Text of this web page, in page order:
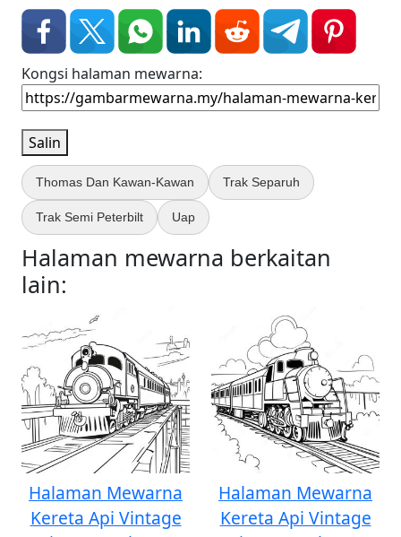
Kongsi halaman mewarna:
Salin
Thomas Dan Kawan-Kawan Trak Separuh
Trak Semi Peterbilt Uap
Halaman mewarna berkaitan
lain:
Halaman Mewarna
Kereta Api Vintage
Halaman Mewarna
Kereta Api Vintage